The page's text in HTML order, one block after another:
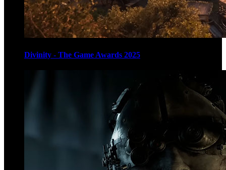
Divinity - The Game Awards 2025